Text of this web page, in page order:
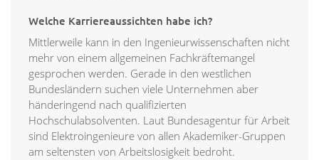
Welche Karriereaussichten habe ich?
Mittlerweile kann in den Ingenieurwissenschaften nicht
mehr von einem allgemeinen Fachkräftemangel
gesprochen werden. Gerade in den westlichen
Bundesländern suchen viele Unternehmen aber
händeringend nach qualifizierten
Hochschulabsolventen. Laut Bundesagentur für Arbeit
sind Elektroingenieure von allen Akademiker-Gruppen
am seltensten von Arbeitslosigkeit bedroht.